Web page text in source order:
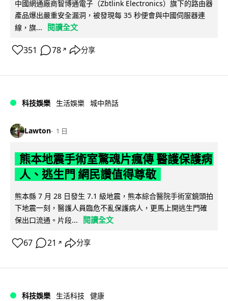
中國網通廠商智博通電子（Zbtlink Electronics）旗下的路由器
產品爆出嚴重安全漏洞，被發現每 35 秒便會與中國伺服器連
線，旗...
閱讀全文
351 78 ↗ 分享
科技娛樂 生活娛樂 城中熱話
Lawton 1 日
熊本地震手術室驚魂片瘋傳 醫護保護病
人、逃生門 網民讚值得尊敬
熊本縣 7 月 28 日發生 7.1 級地震，熊本綜合醫院手術室鏡頭拍
下地震一刻，醫護人員臨危不亂保護病人，更馬上開逃生門確
保出口流通。片段...
閱讀全文
67 21 ↗ 分享
科技娛樂 生活科技 健康